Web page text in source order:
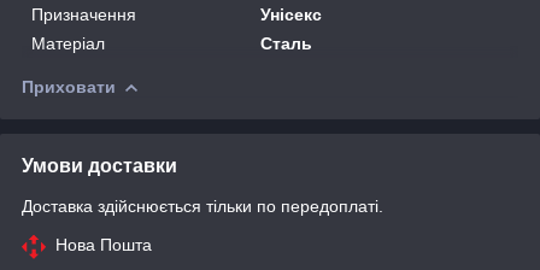
Призначення
Унісекс
Матеріал
Сталь
Приховати
Умови доставки
Доставка здійснюється тільки по передоплаті.
Нова Пошта